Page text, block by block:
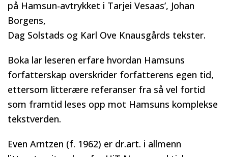
på Hamsun-avtrykket i Tarjei Vesaas’, Johan
Borgens,
Dag Solstads og Karl Ove Knausgårds tekster.
Boka lar leseren erfare hvordan Hamsuns
forfatterskap overskrider forfatterens egen tid,
ettersom litterære referanser fra så vel fortid
som framtid leses opp mot Hamsuns komplekse
tekstverden.
Even Arntzen (f. 1962) er dr.art. i allmenn